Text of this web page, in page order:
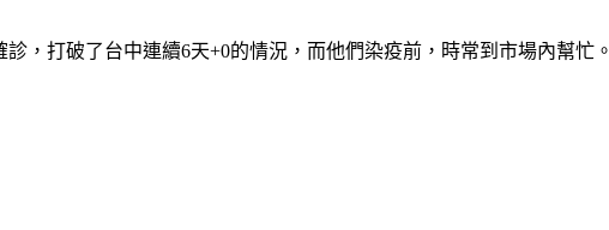
，打破了台中連續6天+0的情況，而他們染疫前，時常到市場內幫忙。